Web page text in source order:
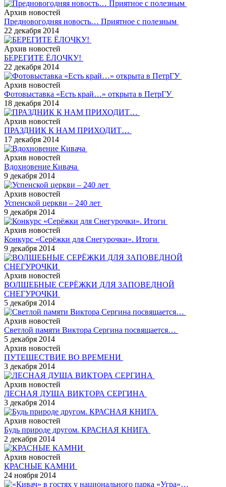
Архив новостей
Предновогодняя новость… Приятное с полезным
22 декабря 2014
Архив новостей
БЕРЕГИТЕ ЁЛОЧКУ!
22 декабря 2014
Архив новостей
Фотовыставка «Есть край…» открыта в ПетрГУ
18 декабря 2014
Архив новостей
ПРАЗДНИК К НАМ ПРИХОДИТ…
17 декабря 2014
Архив новостей
Вдохновение Кивача
9 декабря 2014
Архив новостей
Успенской церкви – 240 лет
9 декабря 2014
Архив новостей
Конкурс «Серёжки для Снегурочки». Итоги
9 декабря 2014
Архив новостей
ВОЛШЕБНЫЕ СЕРЁЖКИ ДЛЯ ЗАПОВЕДНОЙ
СНЕГУРОЧКИ
5 декабря 2014
Архив новостей
Светлой памяти Виктора Сергина посвящается…
5 декабря 2014
Архив новостей
ПУТЕШЕСТВИЕ ВО ВРЕМЕНИ
3 декабря 2014
Архив новостей
ЛЕСНАЯ ДУША ВИКТОРА СЕРГИНА
3 декабря 2014
Архив новостей
Будь природе другом. КРАСНАЯ КНИГА
2 декабря 2014
Архив новостей
КРАСНЫЕ КАМНИ
24 ноября 2014